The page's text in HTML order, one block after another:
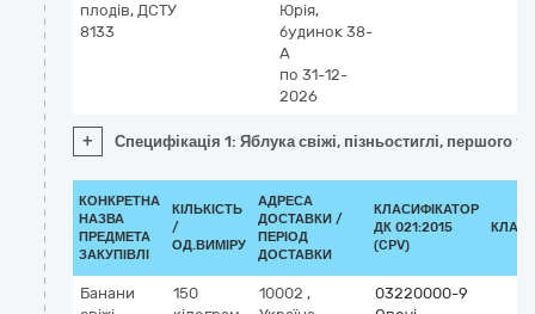
плодів, ДСТУ
8133
Юрія,
будинок 38-
А
по 31-12-
2026
+ Специфікація 1: Яблука свіжі, пізньостиглі, першого
КОНКРЕТНА
НАЗВА
ПРЕДМЕТА
ЗАКУПІВЛІ
КІЛЬКІСТЬ
/
ОД.ВИМІРУ
АДРЕСА
ДОСТАВКИ /
ПЕРІОД
ДОСТАВКИ
КЛАСИФІКАТОР
ДК 021:2015
(CPV)
Банани
150
10002 ,
03220000-9